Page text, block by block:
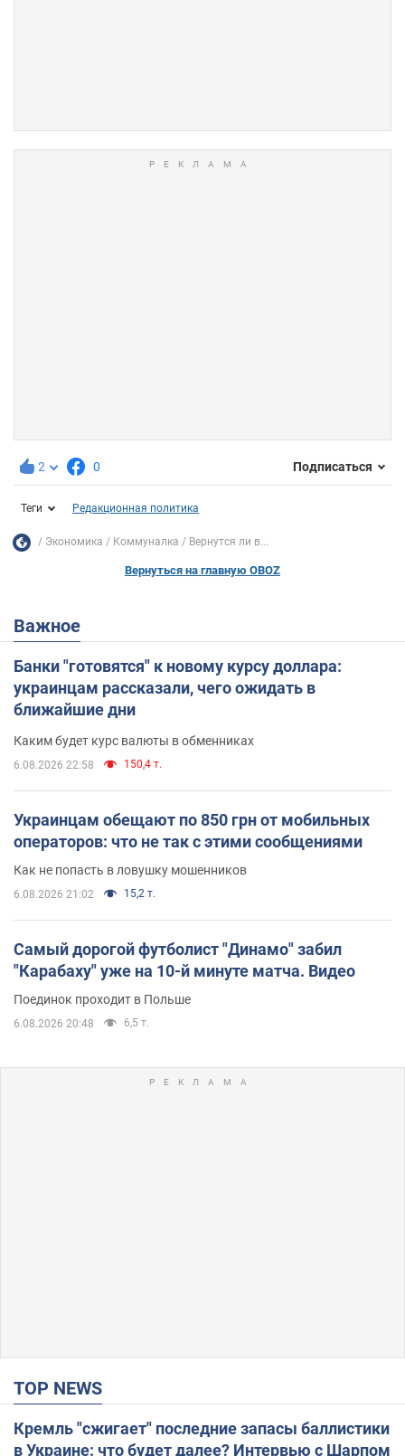
2 0 Подписаться
Теги Редакционная политика
Экономика Коммуналка Вернутся ли в...
Вернуться на главную OBOZ
Важное
Банки "готовятся" к новому курсу доллара:
украинцам рассказали, чего ожидать в
ближайшие дни
Каким будет курс валюты в обменниках
6.08.2026 22:58 150,4 т.
Украинцам обещают по 850 грн от мобильных
операторов: что не так с этими сообщениями
Как не попасть в ловушку мошенников
6.08.2026 21:02 15,2 т.
Самый дорогой футболист "Динамо" забил
"Карабаху" уже на 10-й минуте матча. Видео
Поединок проходит в Польше
6.08.2026 20:48 6,5 т.
TOP NEWS
Кремль "сжигает" последние запасы баллистики
в Украине: что будет далее? Интервью с Шарпом